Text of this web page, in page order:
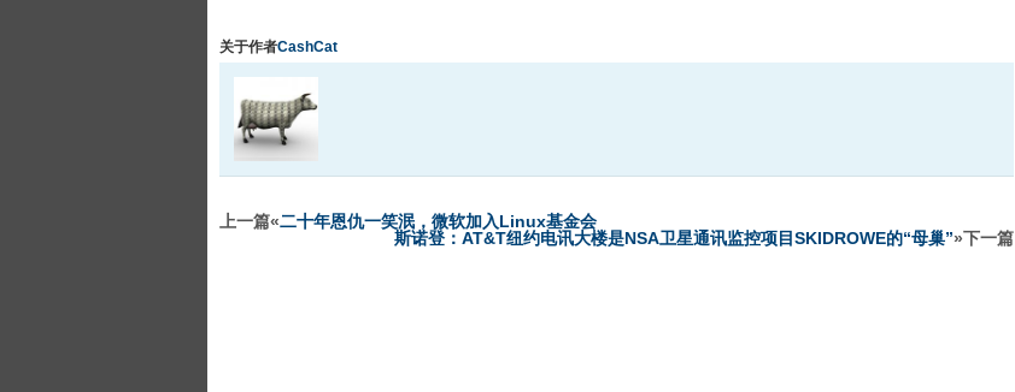
关于作者CashCat
上一篇«二十年恩仇一笑泯，微软加入Linux基金会
斯诺登：AT&T纽约电讯大楼是NSA卫星通讯监控项目SKIDROWE的“母巢”»下一篇